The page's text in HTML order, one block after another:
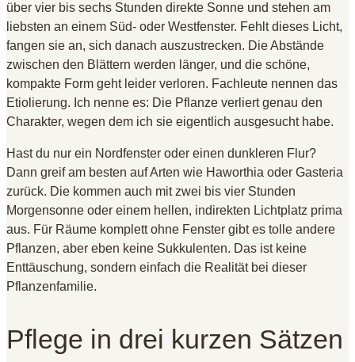
über vier bis sechs Stunden direkte Sonne und stehen am
liebsten an einem Süd- oder Westfenster. Fehlt dieses Licht,
fangen sie an, sich danach auszustrecken. Die Abstände
zwischen den Blättern werden länger, und die schöne,
kompakte Form geht leider verloren. Fachleute nennen das
Etiolierung. Ich nenne es: Die Pflanze verliert genau den
Charakter, wegen dem ich sie eigentlich ausgesucht habe.
Hast du nur ein Nordfenster oder einen dunkleren Flur?
Dann greif am besten auf Arten wie Haworthia oder Gasteria
zurück. Die kommen auch mit zwei bis vier Stunden
Morgensonne oder einem hellen, indirekten Lichtplatz prima
aus. Für Räume komplett ohne Fenster gibt es tolle andere
Pflanzen, aber eben keine Sukkulenten. Das ist keine
Enttäuschung, sondern einfach die Realität bei dieser
Pflanzenfamilie.
Pflege in drei kurzen Sätzen